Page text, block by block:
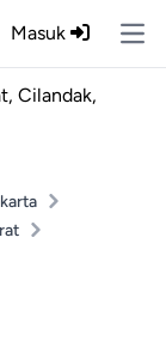
Masuk
Cilandak,